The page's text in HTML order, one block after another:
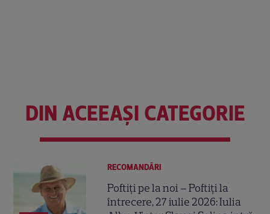
DIN ACEEAȘI CATEGORIE
RECOMANDĂRI
Poftiți pe la noi – Poftiți la
întrecere, 27 iulie 2026: Iulia